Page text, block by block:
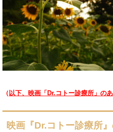
（ 以下、映画「Dr.コトー診療所」のあ
映画『Dr.コトー診療所